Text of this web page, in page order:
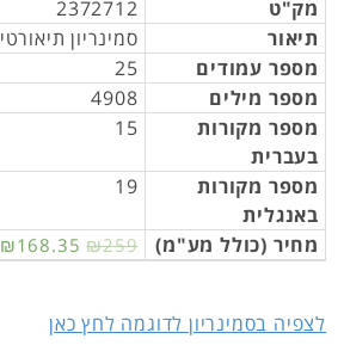
מק"ט
2372712
תיאור
סמינריון תיאורטי
מספר עמודים
25
מספר מילים
4908
מספר מקורות
בעברית
15
מספר מקורות
באנגלית
19
מחיר (כולל מע"מ) ₪168.35 ₪259
לצפיה בסמינריון לדוגמה לחץ כאן